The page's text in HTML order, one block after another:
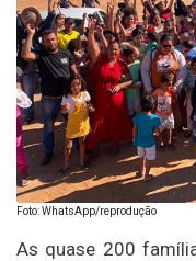
Foto: WhatsApp/reprodução
As quase 200